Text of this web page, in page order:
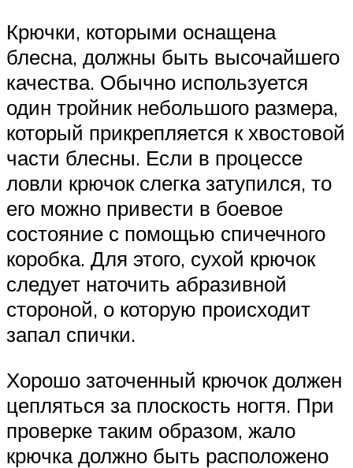
Крючки, которыми оснащена
блесна, должны быть высочайшего
качества. Обычно используется
один тройник небольшого размера,
который прикрепляется к хвостовой
части блесны. Если в процессе
ловли крючок слегка затупился, то
его можно привести в боевое
состояние с помощью спичечного
коробка. Для этого, сухой крючок
следует наточить абразивной
стороной, о которую происходит
запал спички.
Хорошо заточенный крючок должен
цепляться за плоскость ногтя. При
проверке таким образом, жало
крючка должно быть расположено